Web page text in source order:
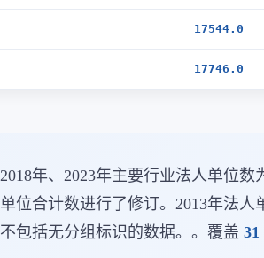
17544.0
17746.0
年、2023年主要行业法人单位
位合计数进行了修订。2013年法
包括无分组标识的数据。。覆盖 31